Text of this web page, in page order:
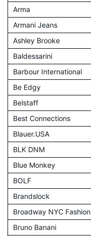
Arma
Armani Jeans
Ashley Brooke
Baldessarini
Barbour International
Be Edgy
Belstaff
Best Connections
Blauer.USA
BLK DNM
Blue Monkey
BOLF
Brandslock
Broadway NYC Fashion
Bruno Banani